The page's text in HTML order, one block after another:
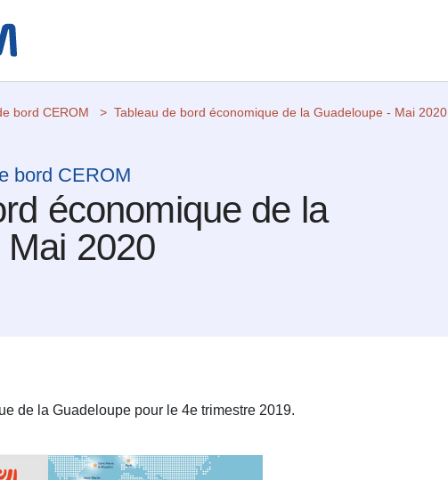
bord CEROM Tableau de bord économique de la Guadeloupe - Mai 2020
bord CEROM
économique de la
2020
de la Guadeloupe pour le 4e trimestre 2019.